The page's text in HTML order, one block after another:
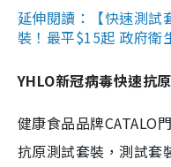
延伸閱讀：【快速測試
裝！最平$15起 政府衛
YHLO新冠病毒快速抗
健康食品品牌CATALO
抗原測試套裝，測試套